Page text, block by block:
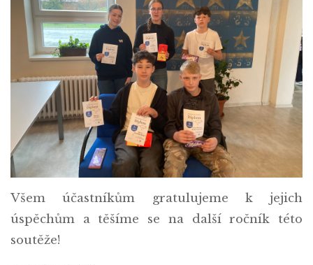
Všem účastníkům gratulujeme k jejich
úspěchům a těšíme se na další ročník této
soutěže!